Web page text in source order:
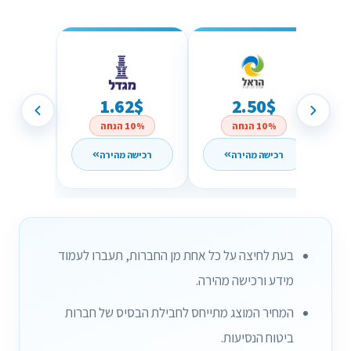
1.62$
10% הנחה
רכישה מהירה
2.50$
10% הנחה
רכישה מהירה
בעת לחיצה על כל אחת מן החברות, תעברו לעמוד
מידע ורכישה מהירה.
המחיר המוצג מתייחס לחבילת הבסיס של חברות
ביטוח הנסיעות.